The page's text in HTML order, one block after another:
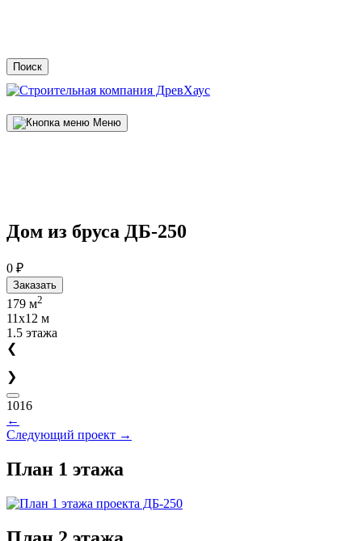
Поиск
Меню
Дом из бруса ДБ-250
0 ₽
Заказать
179 м2
11x12 м
1.5 этажа
❮
❯
1016
←
Следующий проект →
План 1 этажа